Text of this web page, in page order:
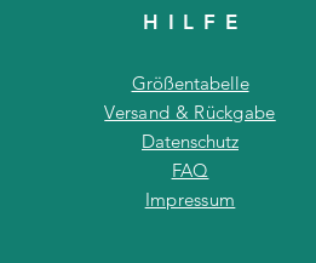
HILF E
Größentabelle
Versand & Rückgabe
Datenschutz
FAQ
Impressum